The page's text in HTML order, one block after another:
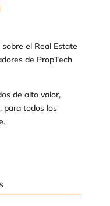
el Real Estate
de PropTech
de alto valor,
para todos los